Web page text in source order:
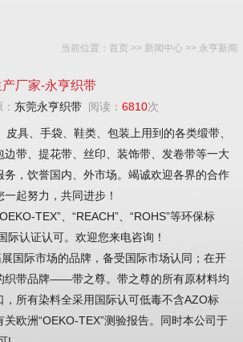
当前位置： 首页 >> 新闻中心>> 永亨新闻
厂家-永亨织带
东莞永亨织带阅读： 6810次
皮具、手袋、鞋类、包装上用到的各类缎带、
边带、提花带、丝印、装饰带、发卷带等一大
，饮誉国内、外市场。竭诚欢迎各界的合作
起努力，共同进步！
TEX”、“REACH”、“ROHS”等环保标
认证认可。欢迎您来电咨询！
国际市场的品牌，备受国际市场认同；在开
织带品牌——带之尊。带之尊的所有原材料均
所有染料全采用国际认可低毒不含AZO标
欧洲“OEKO-TEX”测验报告。同时本公司于